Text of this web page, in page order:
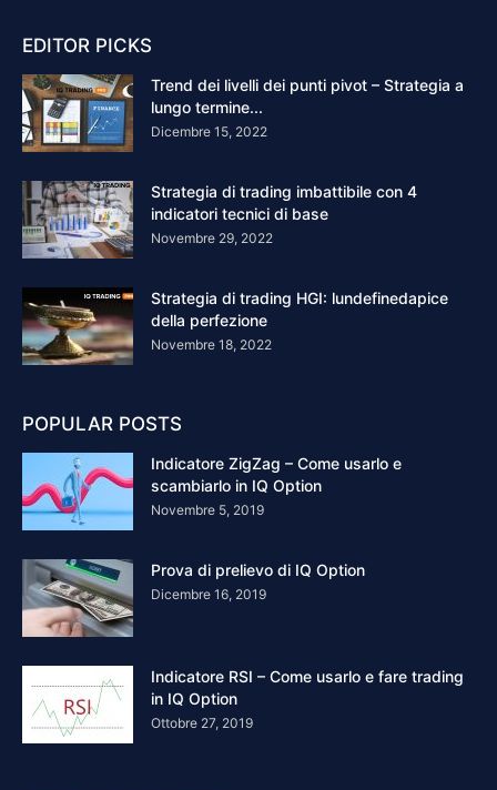
EDITOR PICKS
Trend dei livelli dei punti pivot – Strategia a
lungo termine...
Dicembre 15, 2022
Strategia di trading imbattibile con 4
indicatori tecnici di base
Novembre 29, 2022
Strategia di trading HGI: lundefinedapice
della perfezione
Novembre 18, 2022
POPULAR POSTS
Indicatore ZigZag – Come usarlo e
scambiarlo in IQ Option
Novembre 5, 2019
Prova di prelievo di IQ Option
Dicembre 16, 2019
Indicatore RSI – Come usarlo e fare trading
in IQ Option
Ottobre 27, 2019